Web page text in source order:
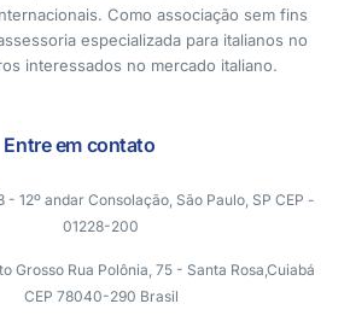
Como associação sem fins
especializada para italianos no
interessados no mercado italiano.
Entre em contato
- 12º andar Consolação, São Paulo, SP CEP -
01228-200
Grosso Rua Polônia, 75 - Santa Rosa,Cuiabá
CEP 78040-290 Brasil